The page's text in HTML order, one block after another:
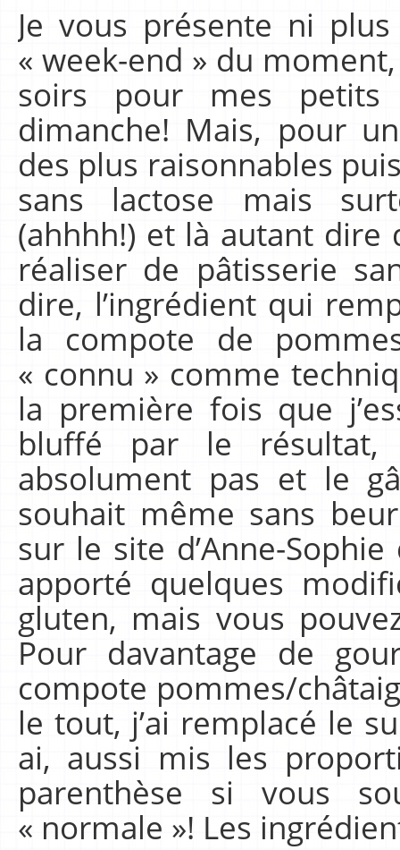
Je vous présente ni
« week-end » du
soirs pour mes petits
dimanche! Mais, pour
des plus raisonnables
sans lactose mais
(ahhhh!) et là autant dire
réaliser de pâtisserie
dire, l’ingrédient qui
la compote de
« connu » comme
la première fois que
bluffé par le
absolument pas et le
souhait même sans
sur le site d’Anne-
apporté quelques
gluten, mais vous
Pour davantage de
compote pommes/
le tout, j’ai remplacé le
ai, aussi mis les
parenthèse si vous
« normale »! Les